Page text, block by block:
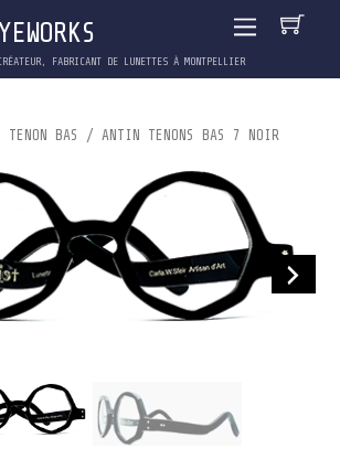
FABRICANT DE LUNETTES À MONTPELLIER
BAS / ANTIN TENONS BAS 7 NOIR